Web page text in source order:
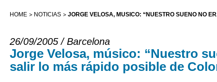
HOME NOTICIAS JORGE VELOSA, MÚSICO: “NUESTRO SUEÑO NO
26/09/2005 / Barcelona
Jorge Velosa, músico: “Nuestro
salir lo más rápido posible de